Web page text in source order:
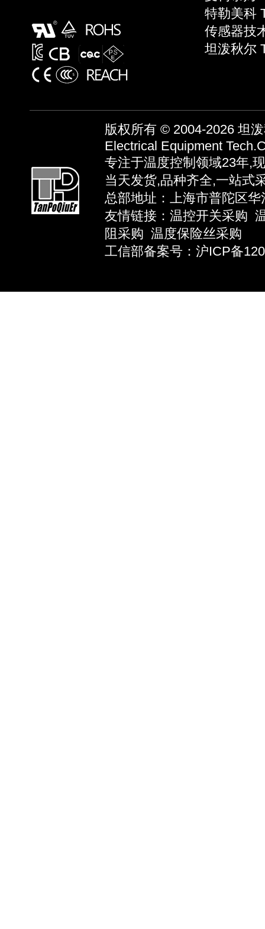
特勒美科
传感器技
坦泼秋尔
版权所有 © 2004-2026 坦
Electrical Equipment
专注于温度控制领域23年,
当天发货,品种齐全,一站式
总部地址：上海市普陀区
友情链接： 温控开关采购
阻采购 温度保险丝采购
工信部备案号：沪ICP备